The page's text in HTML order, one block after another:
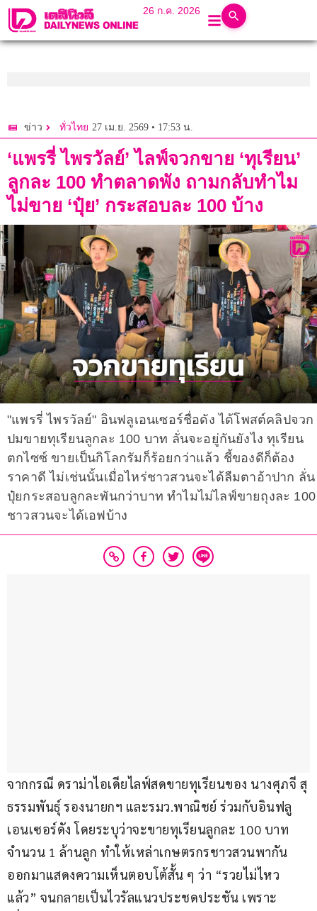
26 ก.ค. 2026
ข่าว ทั่วไทย 27 เม.ย. 2569 • 17:53 น.
‘แพรรี่ ไพรวัลย์’ ไลฟ์จวกขาย ‘ทุเรียน’
ลูกละ 100 ทำตลาดพัง ถามกลับทำไม
ไม่ขาย ‘ปุ๋ย’ กระสอบละ 100 บ้าง
"แพรรี่ ไพรวัลย์" อินฟลูเอนเซอร์ชื่อดัง ได้โพสต์คลิปจวก
ปมขายทุเรียนลูกละ 100 บาท ลั่นจะอยู่กันยังไง ทุเรียน
ตกไซซ์ ขายเป็นกิโลกรัมก็ร้อยกว่าแล้ว ชี้ของดีก็ต้อง
ราคาดี ไม่เช่นนั้นเมื่อไหร่ชาวสวนจะได้ลืมตาอ้าปาก ลั่น
ปุ๋ยกระสอบลูกละพันกว่าบาท ทำไมไม่ไลฟ์ขายถุงละ 100
ชาวสวนจะได้เอฟบ้าง
จากกรณี ดราม่าไอเดียไลฟ์สดขายทุเรียนของ นางศุภจี สุ
ธรรมพันธุ์ รองนายกฯ และรมว.พาณิชย์ ร่วมกับอินฟลู
เอนเซอร์ดัง โดยระบุว่าจะขายทุเรียนลูกละ 100 บาท
จำนวน 1 ล้านลูก ทำให้เหล่าเกษตรกรชาวสวนพากัน
ออกมาแสดงความเห็นตอบโต้สั้น ๆ ว่า “รวยไม่ไหว
แล้ว” จนกลายเป็นไวรัลแนวประชดประชัน เพราะ